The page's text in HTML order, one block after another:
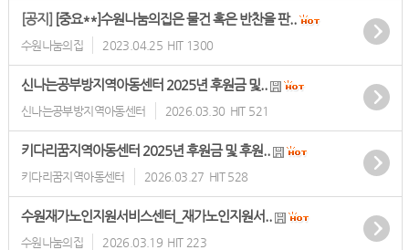
[공지] [중요**]수원나눔의집은 물건 혹은 반찬을 판..
수원나눔의집 2023.04.25 HIT 1300
신나는공부방지역아동센터 2025년 후원금 및..
신나는공부방지역아동센터 2026.03.30 HIT 521
키다리꿈지역아동센터 2025년 후원금 및 후원..
키다리꿈지역아동센터 2026.03.27 HIT 528
수원재가노인지원서비스센터_재가노인지원서..
수원나눔의집 2026.03.19 HIT 223